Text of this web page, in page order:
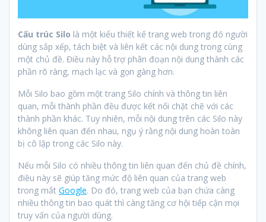
Cấu trúc Silo là một kiểu thiết kế trang web trong đó người
dùng sắp xếp, tách biệt và liên kết các nội dung trong cùng
một chủ đề. Điều này hỗ trợ phân đoạn nội dung thành các
phần rõ ràng, mạch lạc và gọn gàng hơn.
Mỗi Silo bao gồm một trang Silo chính và thông tin liên
quan, mỗi thành phần đều được kết nối chặt chẽ với các
thành phần khác. Tuy nhiên, mỗi nội dung trên các Silo này
không liên quan đến nhau, ngụ ý rằng nội dung hoàn toàn
bị cô lập trong các Silo này.
Nếu mỗi Silo có nhiều thông tin liên quan đến chủ đề chính,
điều này sẽ giúp tăng mức độ liên quan của trang web
trong mắt Google. Do đó, trang web của bạn chứa càng
nhiều thông tin bao quát thì càng tăng cơ hội tiếp cận mọi
truy vấn của người dùng.